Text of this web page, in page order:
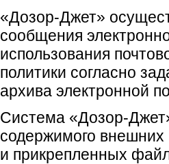
«Дозор-Джет»
сообщения
использования
политики согласно
архива электронной
Система «Дозор-Джет
содержимого
и прикрепленных